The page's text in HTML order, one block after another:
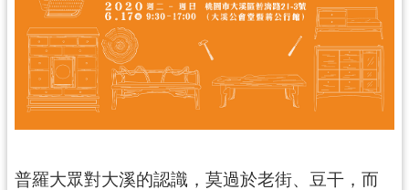
訊
息
公
告
志
園
普羅大眾對大溪的認識，莫過於老街、豆干，而